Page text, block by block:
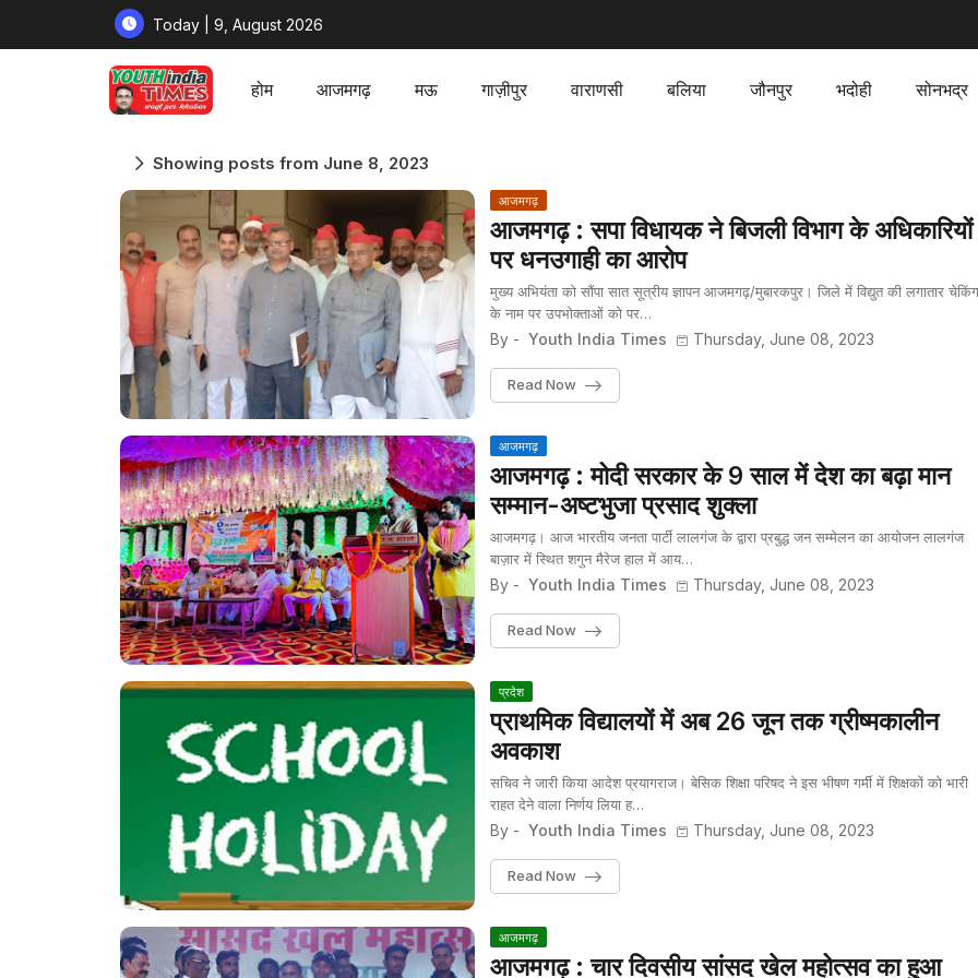
Today | 9, August 2026
होम आजमगढ़ मऊ गाज़ीपुर वाराणसी बलिया जौनपुर भदोही सोनभद्र
Showing posts from June 8, 2023
आजमगढ़
आजमगढ़ : सपा विधायक ने बिजली विभाग के अधिकारियों
पर धनउगाही का आरोप
मुख्य अभियंता को सौंपा सात सूत्रीय ज्ञापन आजमगढ़/मुबारकपुर। जिले में विद्युत की लगातार चेकिंग
के नाम पर उपभोक्ताओं को पर…
By - Youth India Times Thursday, June 08, 2023
Read Now
आजमगढ़
आजमगढ़ : मोदी सरकार के 9 साल में देश का बढ़ा मान
सम्मान-अष्टभुजा प्रसाद शुक्ला
आजमगढ़। आज भारतीय जनता पार्टी लालगंज के द्वारा प्रबुद्ध जन सम्मेलन का आयोजन लालगंज
बाज़ार में स्थित शगुन मैरेज हाल में आय…
By - Youth India Times Thursday, June 08, 2023
Read Now
प्रदेश
प्राथमिक विद्यालयों में अब 26 जून तक ग्रीष्मकालीन
अवकाश
सचिव ने जारी किया आदेश प्रयागराज। बेसिक शिक्षा परिषद ने इस भीषण गर्मी में शिक्षकों को भारी
राहत देने वाला निर्णय लिया ह…
By - Youth India Times Thursday, June 08, 2023
Read Now
आजमगढ़
आजमगढ़ : चार दिवसीय सांसद खेल महोत्सव का हुआ